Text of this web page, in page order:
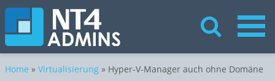
Home » Virtualisierung » Hyper-V-Manager auch ohne Domäne